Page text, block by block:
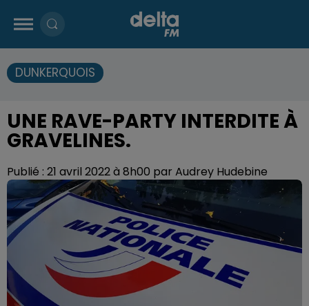
DUNKERQUOIS
UNE RAVE-PARTY INTERDITE À
GRAVELINES.
Publié : 21 avril 2022 à 8h00 par Audrey Hudebine